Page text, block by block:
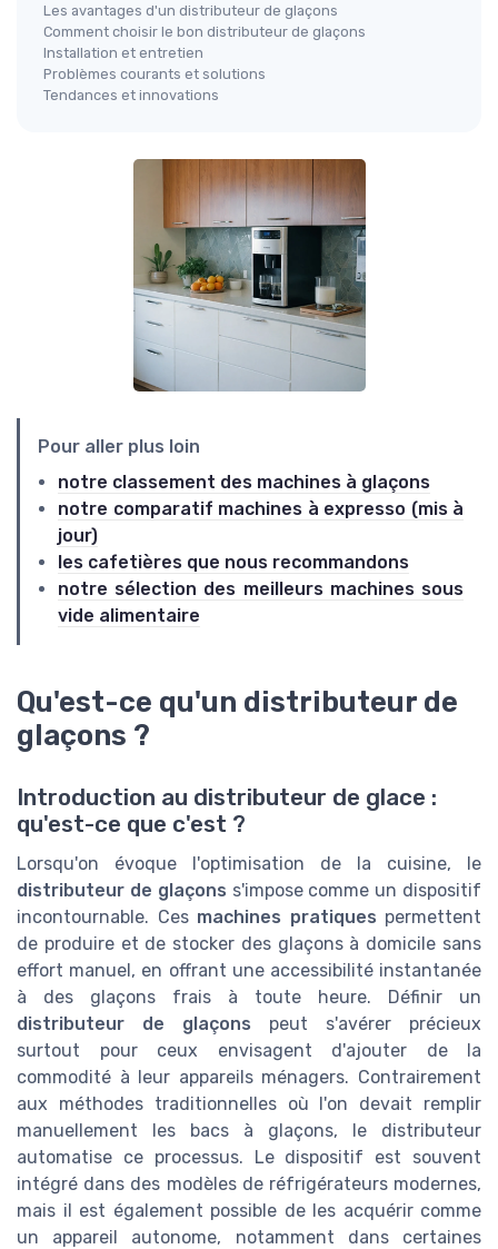
Les avantages d'un distributeur de glaçons
Comment choisir le bon distributeur de glaçons
Installation et entretien
Problèmes courants et solutions
Tendances et innovations
Pour aller plus loin
notre classement des machines à glaçons
notre comparatif machines à expresso (mis à
jour)
les cafetières que nous recommandons
notre sélection des meilleurs machines sous
vide alimentaire
Qu'est-ce qu'un distributeur de
glaçons ?
Introduction au distributeur de glace :
qu'est-ce que c'est ?
Lorsqu'on évoque l'optimisation de la cuisine, le
distributeur de glaçons s'impose comme un dispositif
incontournable. Ces machines pratiques permettent
de produire et de stocker des glaçons à domicile sans
effort manuel, en offrant une accessibilité instantanée
à des glaçons frais à toute heure. Définir un
distributeur de glaçons peut s'avérer précieux
surtout pour ceux envisagent d'ajouter de la
commodité à leur appareils ménagers. Contrairement
aux méthodes traditionnelles où l'on devait remplir
manuellement les bacs à glaçons, le distributeur
automatise ce processus. Le dispositif est souvent
intégré dans des modèles de réfrigérateurs modernes,
mais il est également possible de les acquérir comme
un appareil autonome, notamment dans certaines